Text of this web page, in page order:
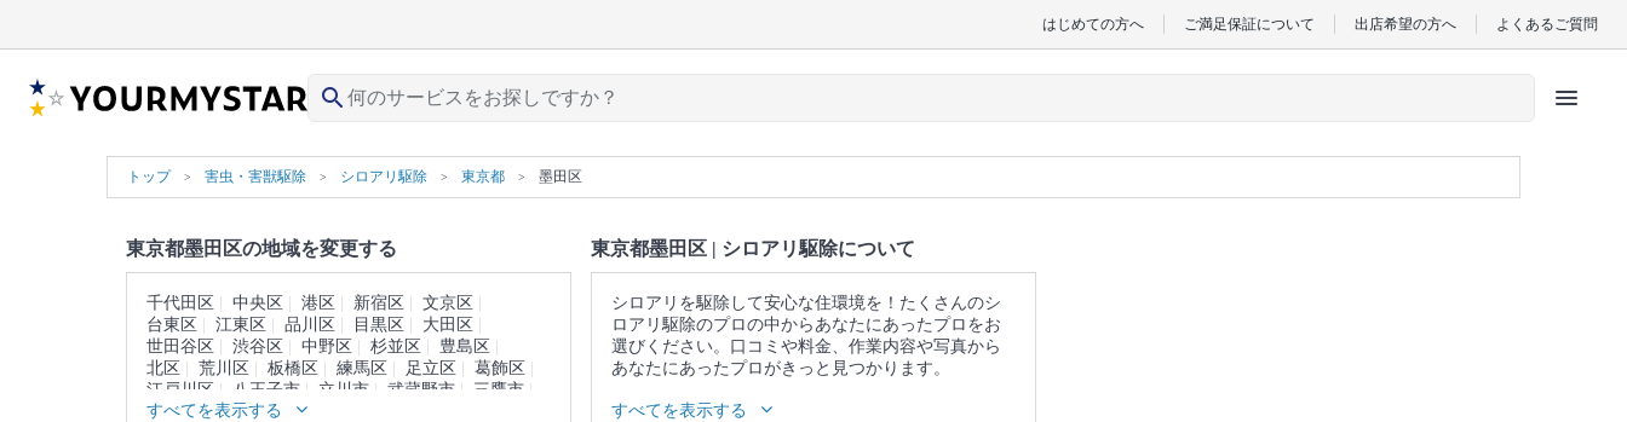
はじめての方へ ご満足保証について 出店希望の方へ よくあるご質問
search menu
トップ 害虫・害獣駆除 シロアリ駆除 東京都 墨田区
東京都墨田区の地域を変更する
千代田区 中央区 港区 新宿区
文京区
台東区
江東区 品川区 目黒区
大田区
世田谷区
渋谷区 中野区 杉並区
豊島区
北区
荒川区 板橋区 練馬区 足立区
葛飾区
江戸川区
八王子市 立川市 武蔵野市
三鷹市
青梅市
府中市 昭島市
すべてを表示する
東京都墨田区 | シロアリ駆除について
シロアリを駆除して安心な住環境を！たくさんのシ
ロアリ駆除のプロの中からあなたにあったプロをお
選びください。口コミや料金、作業内容や写真から
あなたにあったプロがきっと見つかります。
▼表示価格に含まれるシロアリ駆除の作業範囲
すべてを表示する